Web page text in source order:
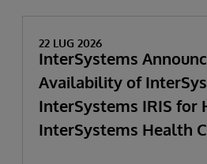
22 LUG 2026
InterSystems
Availability of
InterSystems IRIS for
InterSystems Health